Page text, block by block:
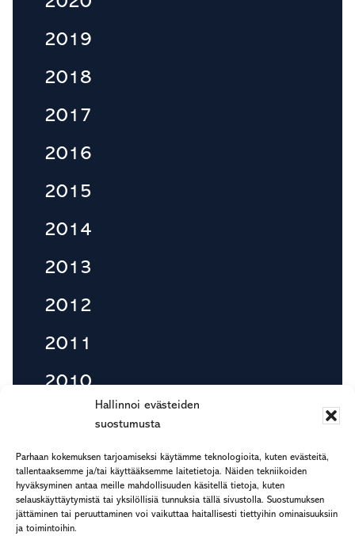
Hallinnoi evästeiden
suostumusta
Parhaan kokemuksen tarjoamiseksi käytämme teknologioita, kuten evästeitä,
tallentaaksemme ja/tai käyttääksemme laitetietoja. Näiden tekniikoiden
hyväksyminen antaa meille mahdollisuuden käsitellä tietoja, kuten
selauskäyttäytymistä tai yksilöllisiä tunnuksia tällä sivustolla. Suostumuksen
jättäminen tai peruuttaminen voi vaikuttaa haitallisesti tiettyihin ominaisuuksiin
ja toimintoihin.
2019
2018
2017
2016
2015
2014
2013
2012
2011
2010
Footer
etu.suku@rapp.fi
puh. 044 7799 277
Rekisteri- ja tietosuojaseloste